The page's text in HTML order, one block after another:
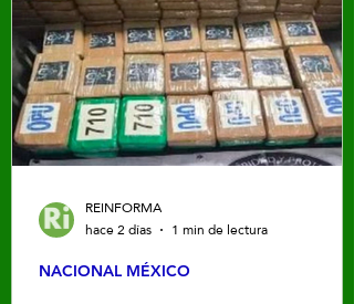
NACIONAL MÉXICO
REINFORMA
hace 2 días
1 min de lectura